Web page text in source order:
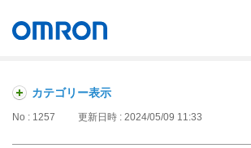
カテゴリー表示
No : 1257 更新日時 : 2024/05/09 11:33